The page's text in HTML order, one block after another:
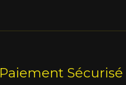
Paiement Sécurisé